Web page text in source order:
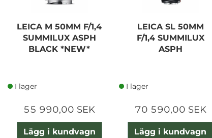
LEICA M 50MM F/1,4
SUMMILUX ASPH
BLACK *NEW*
I lager
55 990,00 SEK
Lägg i kundvagn
LEICA SL 50MM
F/1,4 SUMMILUX
ASPH
I lager
70 590,00 SEK
Lägg i kundvagn